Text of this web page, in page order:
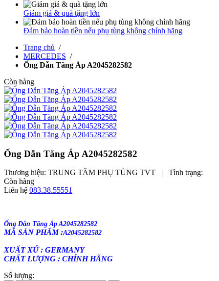
Giảm giá & quà tặng lớn
Đảm bảo hoàn tiền nếu phụ tùng không chính hãng
Trang chủ /
MERCEDES /
Ống Dẫn Tăng Áp A2045282582
Còn hàng
Ống Dẫn Tăng Áp A2045282582
Thương hiệu: TRUNG TÂM PHỤ TÙNG TVT |
Tình trạng:
Còn hàng
Liên hệ 083.38.55551
Ống Dẫn Tăng Áp A2045282582
MÃ SẢN PHẨM :A2045282582
XUẤT XỨ : GERMANY
CHẤT LƯỢNG : CHÍNH HÃNG
Số lượng: